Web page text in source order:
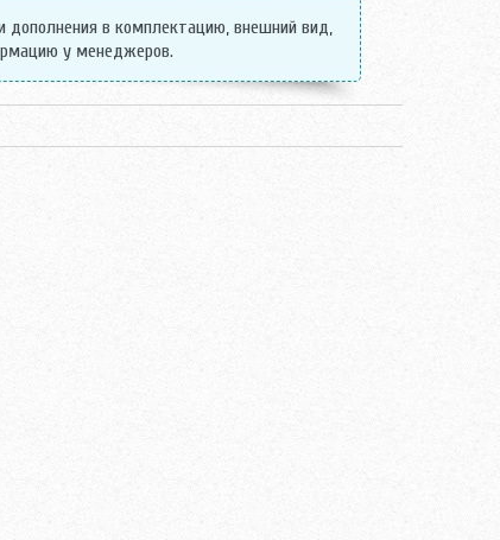
дополнения в комплектацию, внешний вид,
у менеджеров.